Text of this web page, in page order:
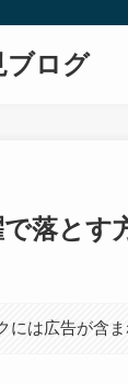
ブログ
落とす
には広告が含ま